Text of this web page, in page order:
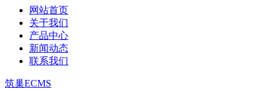
网站首页
关于我们
产品中心
新闻动态
联系我们
筑巢ECMS